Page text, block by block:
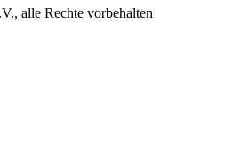
alle Rechte vorbehalten